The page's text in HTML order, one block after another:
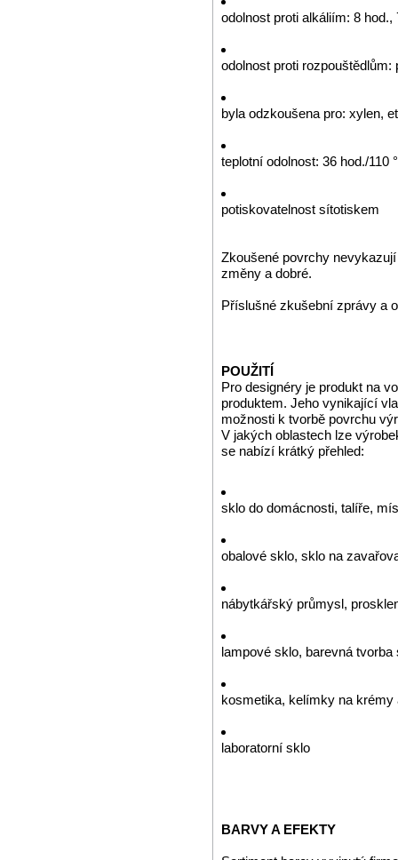
odolnost proti alkáliím: 8 hod.,
odolnost proti rozpouštědlům:
byla odzkoušena pro: xylen,
teplotní odolnost: 36 hod./110
potiskovatelnost sítotiskem
Zkoušené povrchy
změny a dobré.
Příslušné zkušební zprávy a
POUŽITÍ
Pro designéry je produkt na
produktem. Jeho vynikající
možnosti k tvorbě povrchu
V jakých oblastech lze
se nabízí krátký přehled:
sklo do domácnosti, talíře,
obalové sklo, sklo na
nábytkářský průmysl,
lampové sklo, barevná
kosmetika, kelímky na krémy
laboratorní sklo
BARVY A EFEKTY